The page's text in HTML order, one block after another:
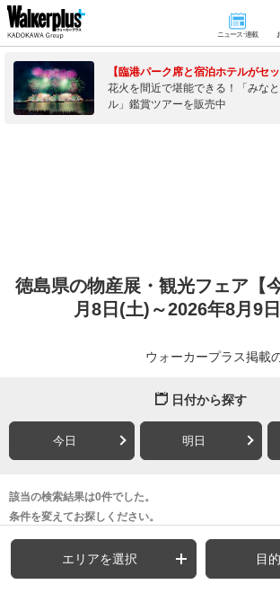
ニュース･連載
【臨港パーク席と宿泊ホテルがセッ
花火を間近で堪能できる！「みな
ル」鑑賞ツアーを販売中
徳島県の物産展・観光フェア【
月8日(土)～2026年8月9日
ウォーカープラス掲載
日付から探す
今日 明日
該当の検索結果は0件でした。
条件を変えてお探しください。
エリアを選択 目